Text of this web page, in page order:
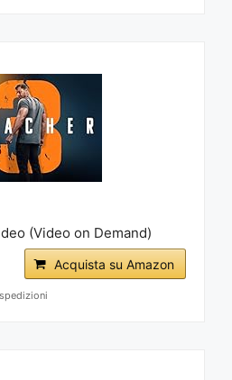
(Video on Demand)
Acquista su Amazon